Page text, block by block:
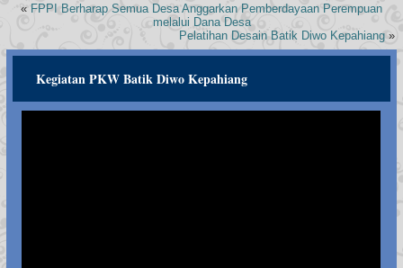
« FPPI Berharap Semua Desa Anggarkan Pemberdayaan Perempuan
melalui Dana Desa
Pelatihan Desain Batik Diwo Kepahiang»
Kegiatan PKW Batik Diwo Kepahiang